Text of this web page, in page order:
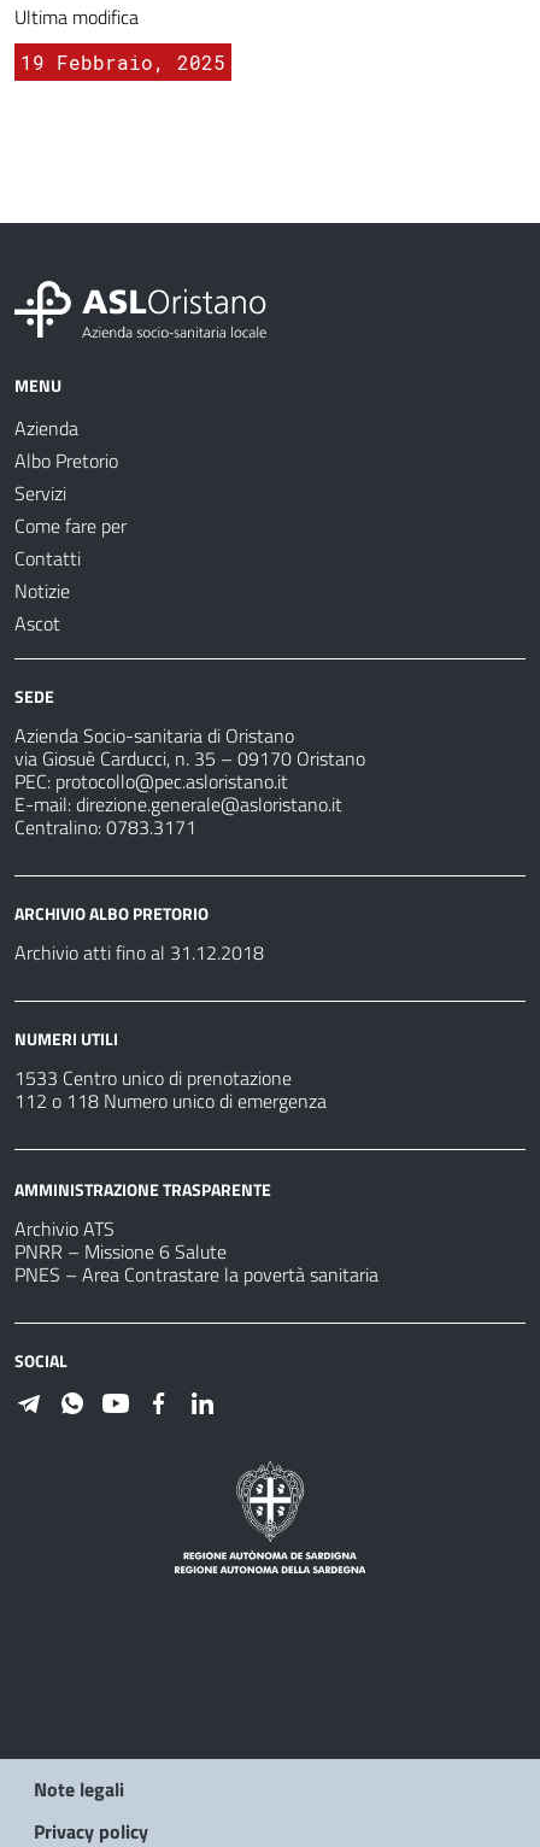
Ultima modifica
19 Febbraio, 2025
MENU
Azienda
Albo Pretorio
Servizi
Come fare per
Contatti
Notizie
Ascot
SEDE
Azienda Socio-sanitaria di Oristano
via Giosuè Carducci, n. 35 – 09170 Oristano
PEC: protocollo@pec.asloristano.it
E-mail:direzione.generale@asloristano.it
Centralino: 0783.3171
ARCHIVIO ALBO PRETORIO
Archivio atti fino al 31.12.2018
NUMERI UTILI
1533 Centro unico di prenotazione
112 o 118 Numero unico di emergenza
AMMINISTRAZIONE TRASPARENTE
Archivio ATS
PNRR – Missione 6 Salute
PNES – Area Contrastare la povertà sanitaria
SOCIAL
Note legali
Privacy policy